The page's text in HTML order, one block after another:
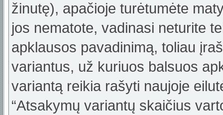
žinutę), apačioje turėtumėte
jos nematote, vadinasi neturite
apklausos pavadinimą, toliau
variantus, už kuriuos balsuos
variantą reikia rašyti naujoje
“Atsakymų variantų skaičius